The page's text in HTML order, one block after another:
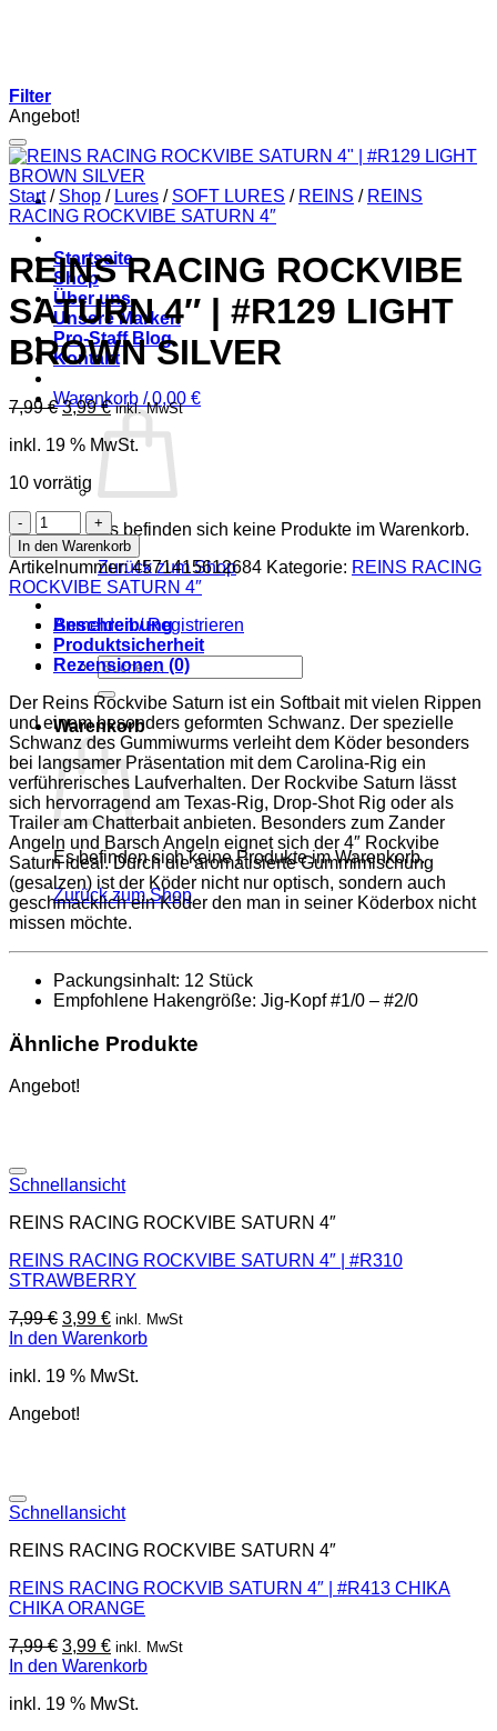
Startseite
Shop
Über uns
Unsere Marken
Pro-Staff Blog
Kontakt
Warenkorb /0,00 €
Es befinden sich keine Produkte im Warenkorb.
Zurück zum Shop
Anmelden / Registrieren
Suchen
nach:
Warenkorb
Es befinden sich keine Produkte im Warenkorb.
Zurück zum Shop
Filter
Angebot!
Start / Shop / Lures / SOFT LURES / REINS / REINS
RACING ROCKVIBE SATURN 4″
REINS RACING ROCKVIBE
SATURN 4″ | #R129 LIGHT
BROWN SILVER
7,99€Ursprünglicher
war:
3,99€Aktueller
ist:
inkl. MwSt
inkl. 19 % MwSt.
10 vorrätig
REINS
RACING
ROCKVIBE
SATURN
4"
|
#R129
LIGHT
BROWN
SILVER
Menge
In den Warenkorb
Artikelnummer:4571415612684 Kategorie: REINS RACING
ROCKVIBE SATURN 4″
Beschreibung
Produktsicherheit
Rezensionen (0)
Der Reins Rockvibe Saturn ist ein Softbait mit vielen Rippen
und einem besonders geformten Schwanz. Der spezielle
Schwanz des Gummiwurms verleiht dem Köder besonders
bei langsamer Präsentation mit dem Carolina-Rig ein
verführerisches Laufverhalten. Der Rockvibe Saturn lässt
sich hervorragend am Texas-Rig, Drop-Shot Rig oder als
Trailer am Chatterbait anbieten. Besonders zum Zander
Angeln und Barsch Angeln eignet sich der 4″ Rockvibe
Saturn ideal. Durch die aromatisierte Gummimischung
(gesalzen) ist der Köder nicht nur optisch, sondern auch
geschmacklich ein Köder den man in seiner Köderbox nicht
missen möchte.
Packungsinhalt: 12 Stück
Empfohlene Hakengröße: Jig-Kopf #1/0 – #2/0
Ähnliche Produkte
Angebot!
Schnellansicht
REINS RACING ROCKVIBE SATURN 4″
REINS RACING ROCKVIBE SATURN 4″ | #R310
STRAWBERRY
7,99€ Ursprünglicher
Preis
7,99 €
3,99 €Aktueller
Preis
3,99 €.
inkl. MwSt
In den Warenkorb
inkl. 19 % MwSt.
Angebot!
Schnellansicht
REINS RACING ROCKVIBE SATURN 4″
REINS RACING ROCKVIB SATURN 4″ | #R413 CHIKA
CHIKA ORANGE
7,99€ Ursprünglicher
Preis
7,99 €
3,99 €Aktueller
Preis
3,99 €.
inkl. MwSt
In den Warenkorb
inkl. 19 % MwSt.